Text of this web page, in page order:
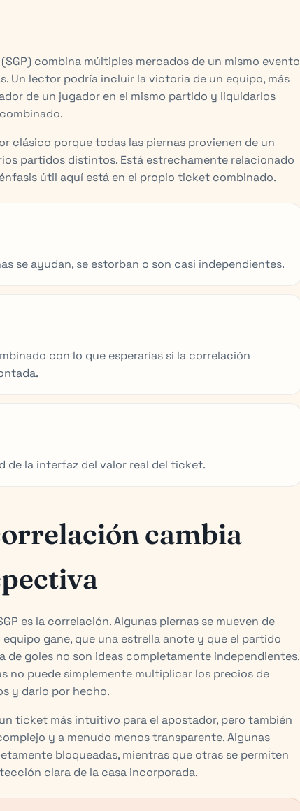
(SGP) combina múltiples mercados de un mismo evento
Un lector podría incluir la victoria de un equipo, más
de un jugador en el mismo partido y liquidarlos
clásico porque todas las piernas provienen de un
partidos distintos. Está estrechamente relacionado
útil aquí está en el propio ticket combinado.
se ayudan, se estorban o son casi independientes.
con lo que esperarías si la correlación
de la interfaz del valor real del ticket.
cambia
es la correlación. Algunas piernas se mueven de
gane, que una estrella anote y que el partido
de goles no son ideas completamente independientes.
no puede simplemente multiplicar los precios de
y darlo por hecho.
ticket más intuitivo para el apostador, pero también
y a menudo menos transparente. Algunas
bloqueadas, mientras que otras se permiten
clara de la casa incorporada.